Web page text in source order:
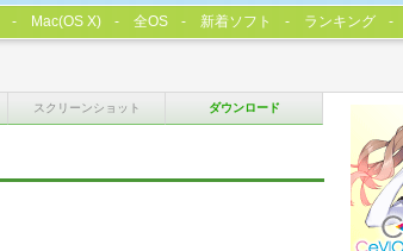
スクリーンショット ダウンロード
Mac(OS X) 全OS 新着ソフト ランキング